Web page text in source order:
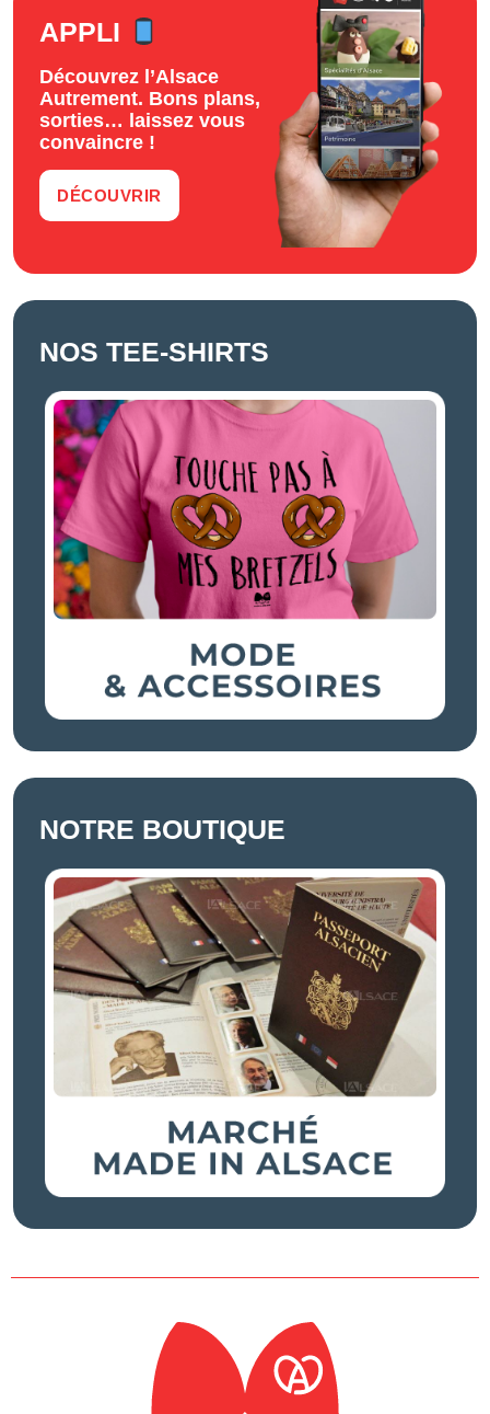
APPLI
Découvrez l’Alsace
Autrement. Bons plans,
sorties… laissez vous
convaincre !
DÉCOUVRIR
NOS TEE-SHIRTS
NOTRE BOUTIQUE